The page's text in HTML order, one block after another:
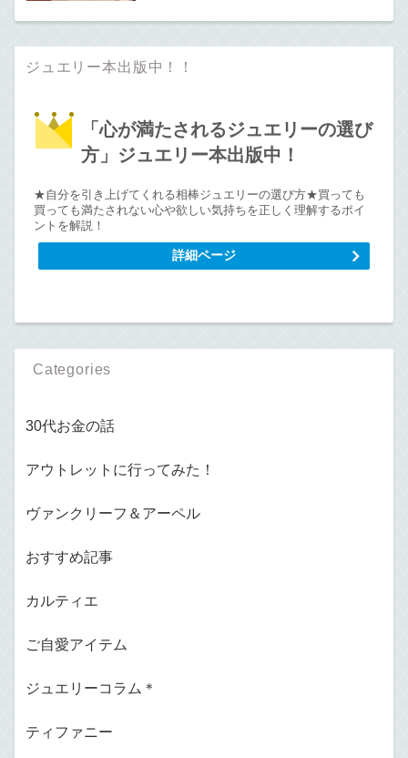
ジュエリー本出版中！！
「心が満たされるジュエリーの選び
方」ジュエリー本出版中！
★自分を引き上げてくれる相棒ジュエリーの選び方★買っても
買っても満たされない心や欲しい気持ちを正しく理解するポイ
ントを解説！
詳細ページ
Categories
30代お金の話
アウトレットに行ってみた！
ヴァンクリーフ＆アーペル
おすすめ記事
カルティエ
ご自愛アイテム
ジュエリーコラム＊
ティファニー